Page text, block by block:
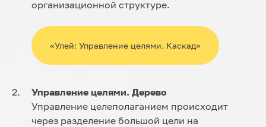
организационной структуре.
«Улей: Управление целями. Каскад»
Управление целями. Дерево
Управление целеполаганием происходит
через разделение большой цели на